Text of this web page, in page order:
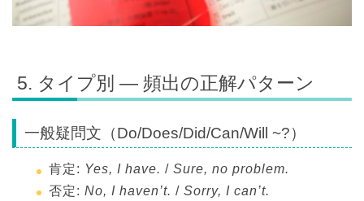
5. タイプ別 — 頻出の正解パターン
一般疑問文（Do/Does/Did/Can/Will ~?）
肯定: Yes, I have. / Sure, no problem.
否定: No, I haven’t. / Sorry, I can’t.